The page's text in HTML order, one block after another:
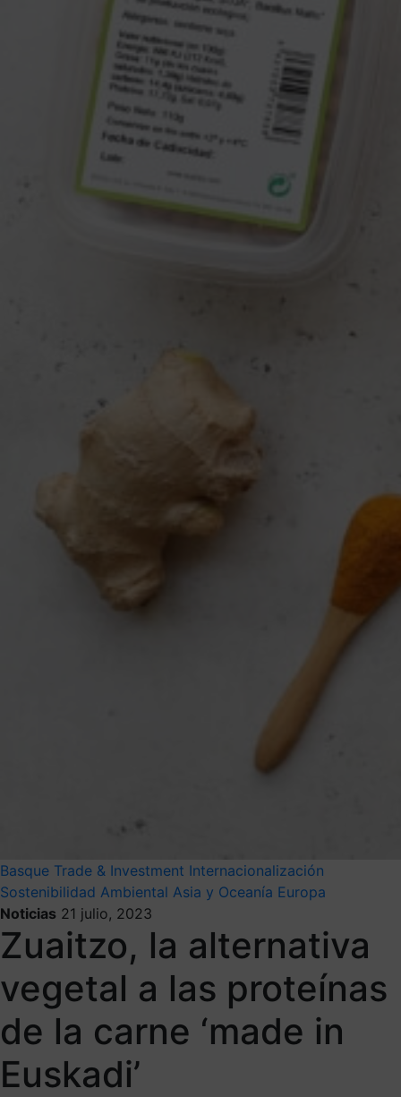
Basque Trade & Investment Internacionalización
Sostenibilidad Ambiental Asia y Oceanía Europa
Noticias 21 julio, 2023
Zuaitzo, la alternativa
vegetal a las proteínas
de la carne ‘made in
Euskadi’